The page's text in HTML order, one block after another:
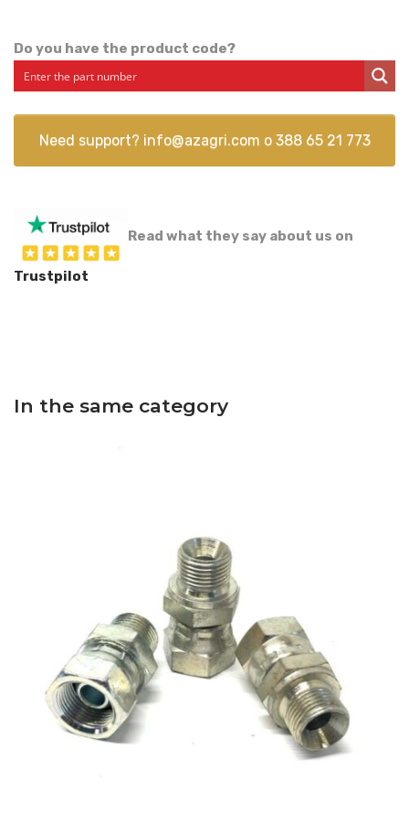
Do you have the product code?
Need support? info@azagri.com o 388 65 21 773
Read what they say about us on
Trustpilot
In the same category